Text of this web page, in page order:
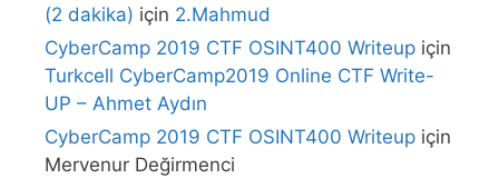
(2 dakika) için 2.Mahmud
CyberCamp 2019 CTF OSINT400 Writeup için
Turkcell CyberCamp2019 Online CTF Write-
UP – Ahmet Aydın
CyberCamp 2019 CTF OSINT400 Writeup için
Mervenur Değirmenci